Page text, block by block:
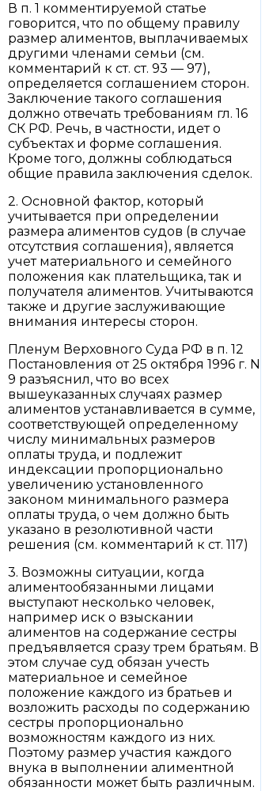
В п. 1 комментируемой статье
говорится, что по общему правилу
размер алиментов, выплачиваемых
другими членами семьи (см.
комментарий к ст. ст. 93 — 97),
определяется соглашением сторон.
Заключение такого соглашения
должно отвечать требованиям гл. 16
СК РФ. Речь, в частности, идет о
субъектах и форме соглашения.
Кроме того, должны соблюдаться
общие правила заключения сделок.
2. Основной фактор, который
учитывается при определении
размера алиментов судов (в случае
отсутствия соглашения), является
учет материального и семейного
положения как плательщика, так и
получателя алиментов. Учитываются
также и другие заслуживающие
внимания интересы сторон.
Пленум Верховного Суда РФ в п. 12
Постановления от 25 октября 1996 г. N
9 разъяснил, что во всех
вышеуказанных случаях размер
алиментов устанавливается в сумме,
соответствующей определенному
числу минимальных размеров
оплаты труда, и подлежит
индексации пропорционально
увеличению установленного
законом минимального размера
оплаты труда, о чем должно быть
указано в резолютивной части
решения (см. комментарий к ст. 117)
3. Возможны ситуации, когда
алиментообязанными лицами
выступают несколько человек,
например иск о взыскании
алиментов на содержание сестры
предъявляется сразу трем братьям. В
этом случае суд обязан учесть
материальное и семейное
положение каждого из братьев и
возложить расходы по содержанию
сестры пропорционально
возможностям каждого из них.
Поэтому размер участия каждого
внука в выполнении алиментной
обязанности может быть различным.